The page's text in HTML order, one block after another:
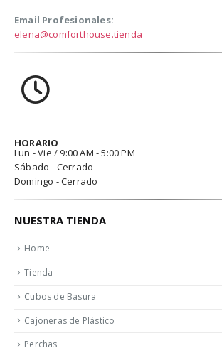
Email Profesionales:
elena@comforthouse.tienda
HORARIO
Lun - Vie / 9:00 AM - 5:00 PM
Sábado - Cerrado
Domingo - Cerrado
NUESTRA TIENDA
Home
Tienda
Cubos de Basura
Cajoneras de Plástico
Perchas